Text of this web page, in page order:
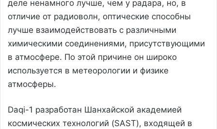
деле ненамного лучше, чем у радара, но, в
отличие от радиоволн, оптические способны
лучше взаимодействовать с различными
химическими соединениями, присутствующими
в атмосфере. По этой причине он широко
используется в метеорологии и физике
атмосферы.
Daqi-1 разработан Шанхайской академией
космических технологий (SAST), входящей в